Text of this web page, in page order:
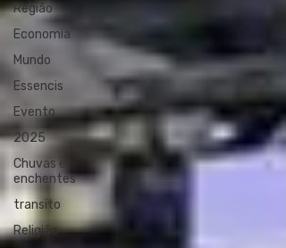
Região
Economia
Mundo
Essencis
Evento
2025
Chuvas e
enchentes
transito
Religião